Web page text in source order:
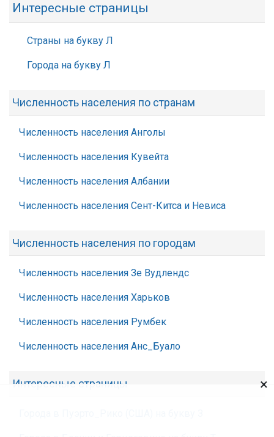
Интересные страницы
Страны на букву Л
Города на букву Л
Численность населения по странам
Численность населения Анголы
Численность населения Кувейта
Численность населения Албании
Численность населения Сент-Китса и Невиса
Численность населения по городам
Численность населения Зе Вудлендс
Численность населения Харьков
Численность населения Румбек
Численность населения Анс_Буало
Интересные страницы ×